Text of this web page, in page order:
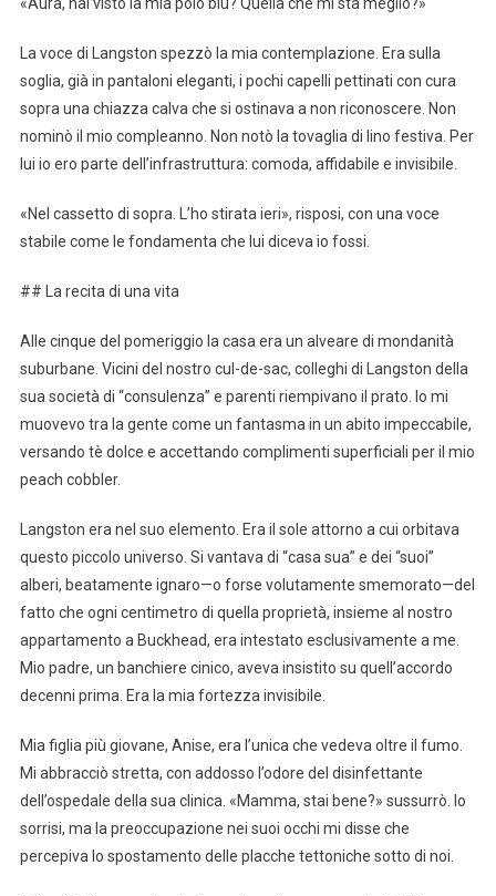
«Aura, hai visto la mia polo blu? Quella che mi sta meglio?»
La voce di Langston spezzò la mia contemplazione. Era sulla
soglia, già in pantaloni eleganti, i pochi capelli pettinati con cura
sopra una chiazza calva che si ostinava a non riconoscere. Non
nominò il mio compleanno. Non notò la tovaglia di lino festiva. Per
lui io ero parte dell’infrastruttura: comoda, affidabile e invisibile.
«Nel cassetto di sopra. L’ho stirata ieri», risposi, con una voce
stabile come le fondamenta che lui diceva io fossi.
## La recita di una vita
Alle cinque del pomeriggio la casa era un alveare di mondanità
suburbane. Vicini del nostro cul-de-sac, colleghi di Langston della
sua società di “consulenza” e parenti riempivano il prato. Io mi
muovevo tra la gente come un fantasma in un abito impeccabile,
versando tè dolce e accettando complimenti superficiali per il mio
peach cobbler.
Langston era nel suo elemento. Era il sole attorno a cui orbitava
questo piccolo universo. Si vantava di “casa sua” e dei “suoi”
alberi, beatamente ignaro—o forse volutamente smemorato—del
fatto che ogni centimetro di quella proprietà, insieme al nostro
appartamento a Buckhead, era intestato esclusivamente a me.
Mio padre, un banchiere cinico, aveva insistito su quell’accordo
decenni prima. Era la mia fortezza invisibile.
Mia figlia più giovane, Anise, era l’unica che vedeva oltre il fumo.
Mi abbracciò stretta, con addosso l’odore del disinfettante
dell’ospedale della sua clinica. «Mamma, stai bene?» sussurrò. Io
sorrisi, ma la preoccupazione nei suoi occhi mi disse che
percepiva lo spostamento delle placche tettoniche sotto di noi.